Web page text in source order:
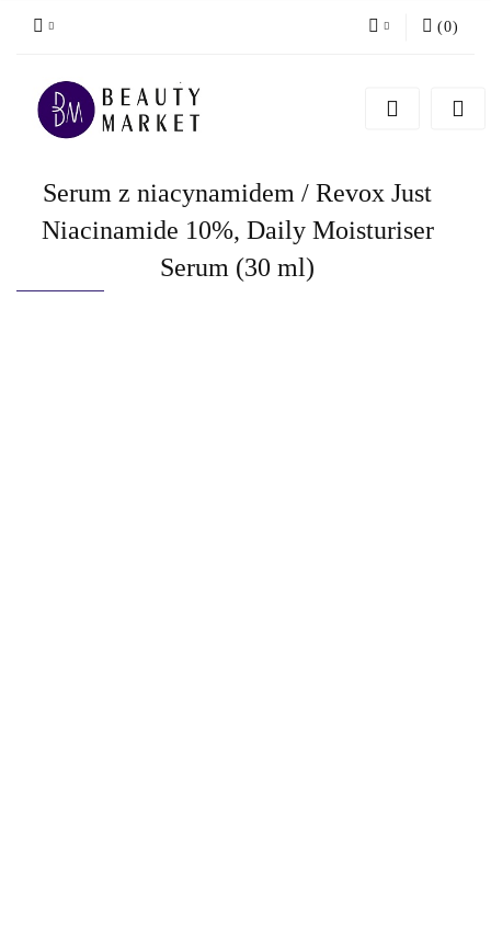
Zarejestruj się
(0)
Serum z niacynamidem / Revox Just
Niacinamide 10%, Daily Moisturiser
Serum (30 ml)